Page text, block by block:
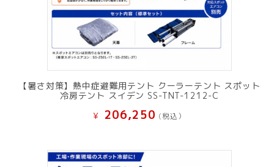
【暑さ対策】熱中症避難用テント クーラーテント スポット
冷房テント スイデン SS-TNT-1212-C
¥ 206,250 (税込）